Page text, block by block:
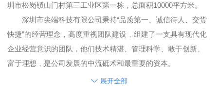
圳市松岗镇山门村第三工业区第一栋，总面积10000平方米。
深圳市尖端科技有限公司秉持“品质第一、诚信待人、交货
快捷”的经营理念，高度重视团队建设，组建了一支具有现代化
企业经营意识的团队，他们技术精湛、管理科学、敢于创新、
富于理想，是公司发展的中流砥术和最重要的资本。
面对激烈的市场竞争，公司制定了“以质量求生存、以信誉
展开全部